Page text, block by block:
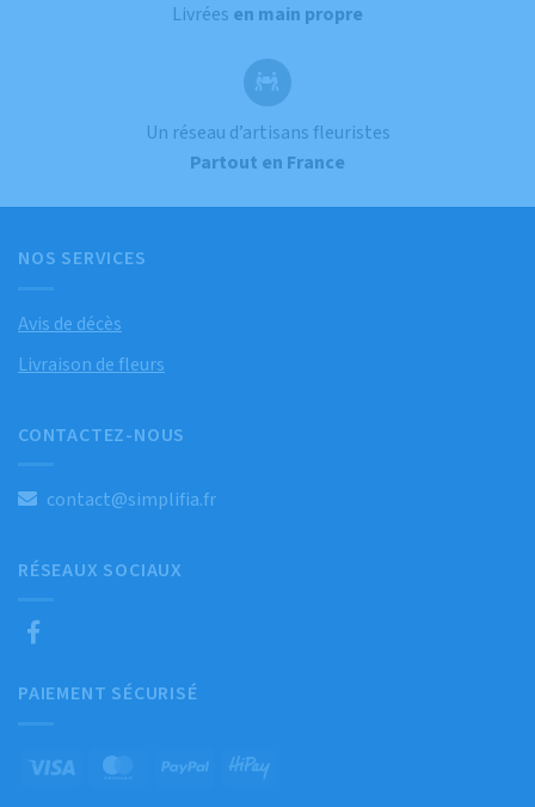
Livrées en main propre
Un réseau d’artisans fleuristes
Partout en France
NOS SERVICES
Avis de décès
Livraison de fleurs
CONTACTEZ-NOUS
contact@simplifia.fr
RÉSEAUX SOCIAUX
PAIEMENT SÉCURISÉ